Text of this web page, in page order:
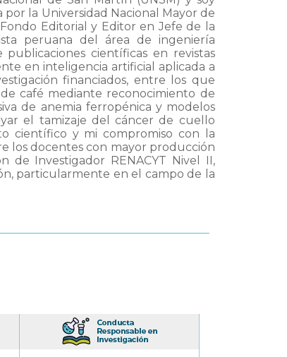
la Universidad Nacional Mayor de
Editorial y Editor en Jefe de la
peruana del área de ingeniería
científicas en revistas
en inteligencia artificial aplicada a
financiados, entre los que
café mediante reconocimiento de
de anemia ferropénica y modelos
el tamizaje del cáncer de cuello
científico y mi compromiso con la
los docentes con mayor producción
de Investigador RENACYT Nivel II,
particularmente en el campo de la